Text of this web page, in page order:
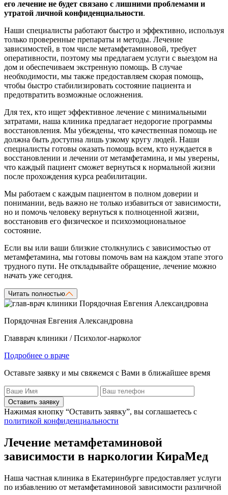
его лечение не будет связано с лишними проблемами и
утратой личной конфиденциальности.
Наши специалисты работают быстро и эффективно, используя
только проверенные препараты и методы. Лечение
зависимостей, в том числе метамфетаминовой, требует
оперативности, поэтому мы предлагаем услуги с выездом на
дом и обеспечиваем экстренную помощь. В случае
необходимости, мы также предоставляем скорая помощь,
чтобы быстро стабилизировать состояние пациента и
предотвратить возможные осложнения.
Для тех, кто ищет эффективное лечение с минимальными
затратами, наша клиника предлагает недорогие программы
восстановления. Мы убеждены, что качественная помощь не
должна быть доступна лишь узкому кругу людей. Наши
специалисты готовы оказать помощь всем, кто нуждается в
восстановлении и лечении от метамфетамина, и мы уверены,
что каждый пациент сможет вернуться к нормальной жизни
после прохождения курса реабилитации.
Мы работаем с каждым пациентом в полном доверии и
понимании, ведь важно не только избавиться от зависимости,
но и помочь человеку вернуться к полноценной жизни,
восстановив его физическое и психоэмоциональное
состояние.
Если вы или ваши близкие столкнулись с зависимостью от
метамфетамина, мы готовы помочь вам на каждом этапе этого
трудного пути. Не откладывайте обращение, лечение можно
начать уже сегодня.
Читать полностью
Порядочная Евгения Александровна
Главврач клиники / Психолог-нарколог
Подробнее о враче
Оставьте заявку и мы свяжемся с Вами в ближайшее время
Оставить заявку
Нажимая кнопку “Оставить заявку”, вы соглашаетесь с
политикой конфиденциальности
Лечение метамфетаминовой
зависимости в наркологии КираМед
Наша частная клиника в Екатеринбурге предоставляет услуги
по избавлению от метамфетаминовой зависимости различной